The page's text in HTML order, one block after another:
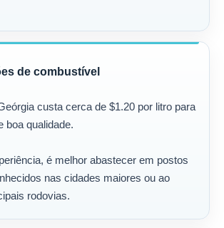
de combustível
custa cerca de $1.20 por litro para
boa qualidade.
é melhor abastecer em postos
nas cidades maiores ou ao
rodovias.